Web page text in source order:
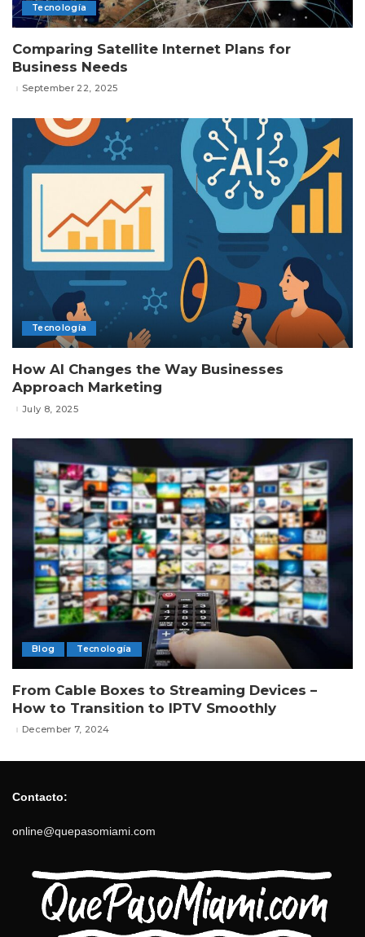
Tecnología
Comparing Satellite Internet Plans for
Business Needs
September 22, 2025
Tecnología
How AI Changes the Way Businesses
Approach Marketing
July 8, 2025
Blog Tecnología
From Cable Boxes to Streaming Devices –
How to Transition to IPTV Smoothly
December 7, 2024
Contacto:
online@quepasomiami.com